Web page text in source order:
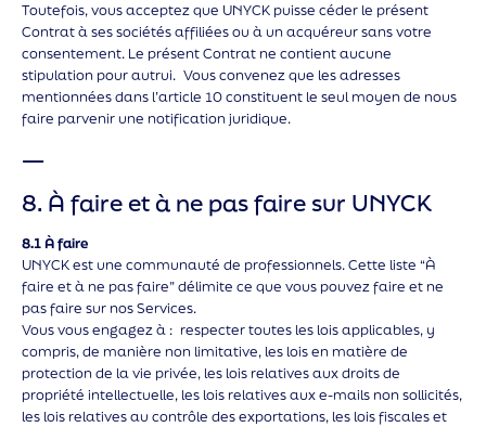
Toutefois, vous acceptez que UNYCK puisse céder le présent
Contrat à ses sociétés affiliées ou à un acquéreur sans votre
consentement. Le présent Contrat ne contient aucune
stipulation pour autrui. Vous convenez que les adresses
mentionnées dans l’article 10 constituent le seul moyen de nous
faire parvenir une notification juridique.
—
8. À faire et à ne pas faire sur UNYCK
8.1 À faire
UNYCK est une communauté de professionnels. Cette liste “À
faire et à ne pas faire” délimite ce que vous pouvez faire et ne
pas faire sur nos Services.
Vous vous engagez à : respecter toutes les lois applicables, y
compris, de manière non limitative, les lois en matière de
protection de la vie privée, les lois relatives aux droits de
propriété intellectuelle, les lois relatives aux e-mails non sollicités,
les lois relatives au contrôle des exportations, les lois fiscales et